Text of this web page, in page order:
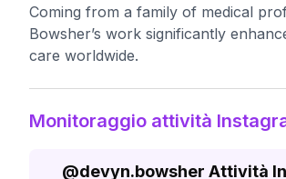
Coming from a family of medical
Bowsher’s work significantly
care worldwide.
Monitoraggio attività
@devyn.bowsher Attività